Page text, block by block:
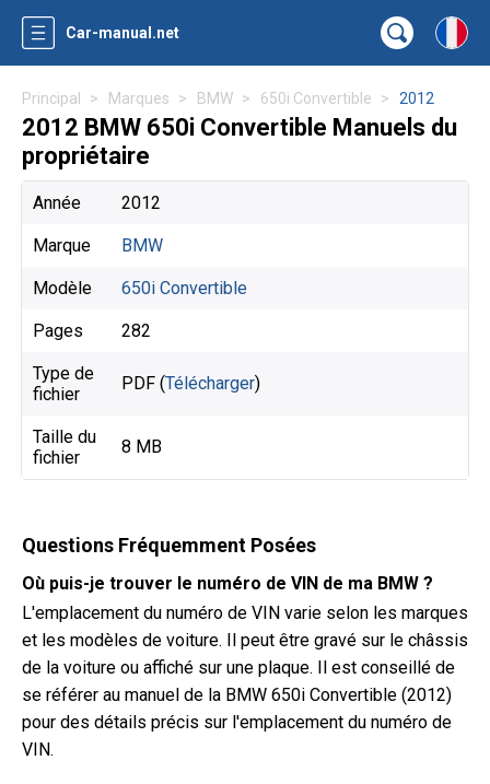
Car-manual.net
Principal Marques BMW 650i Convertible 2012
2012 BMW 650i Convertible Manuels du
propriétaire
Année 2012
Marque BMW
Modèle 650i Convertible
Pages 282
Type de
fichier
PDF (Télécharger)
Taille du
fichier
8 MB
Questions Fréquemment Posées
Où puis-je trouver le numéro de VIN de ma BMW ?
L'emplacement du numéro de VIN varie selon les marques
et les modèles de voiture. Il peut être gravé sur le châssis
de la voiture ou affiché sur une plaque. Il est conseillé de
se référer au manuel de la BMW 650i Convertible (2012)
pour des détails précis sur l'emplacement du numéro de
VIN.